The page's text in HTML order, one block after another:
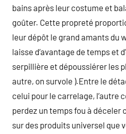
bains après leur costume et
goûter. Cette propreté
leur dépôt le grand amants du
laisse d’avantage de temps et
serpillière et dépoussiérer les
autre, on survole ).Entre le
celui pour le carrelage, l’autre
perdez un temps fou à déceler
sur des produits universel que